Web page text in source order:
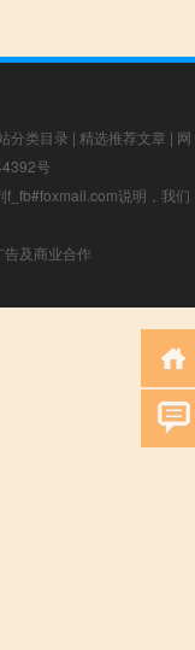
分类目录 | 精选推荐文章 | 网
号
f_fb#foxmail.com说明，我们
及商业合作